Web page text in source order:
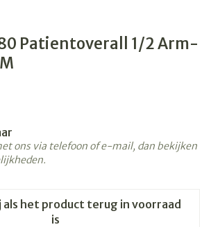
Patientoverall 1/2 Arm-
het product terug in voorraad
is
ons via telefoon of e-mail, dan bekijken